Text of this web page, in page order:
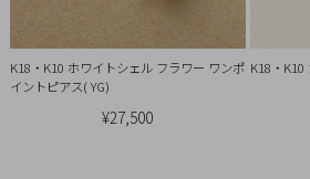
K18・K10 ホワイトシェル フラワー ワンポ
イントピアス( YG)
¥27,500
K18・K10
ラ
バ